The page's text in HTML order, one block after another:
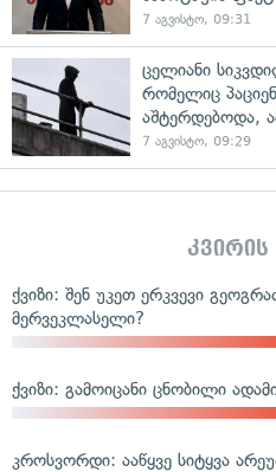
7 აგვისტო, 09:31
ცელიანი
რომელიც
აშტერდებოდა,
7 აგვისტო, 09:29
ქვიზი: შენ უკეთ ერკვევი
მერვეკლასელი?
ქვიზი: გამოიცანი ცნობილი
კროსვორდი: ააწყვე სიტყვა